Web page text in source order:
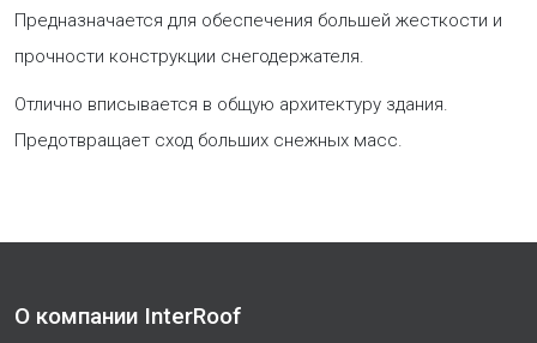
Предназначается для обеспечения большей жесткости и
прочности конструкции снегодержателя.
Отлично вписывается в общую архитектуру здания.
Предотвращает сход больших снежных масс.
О компании InterRoof